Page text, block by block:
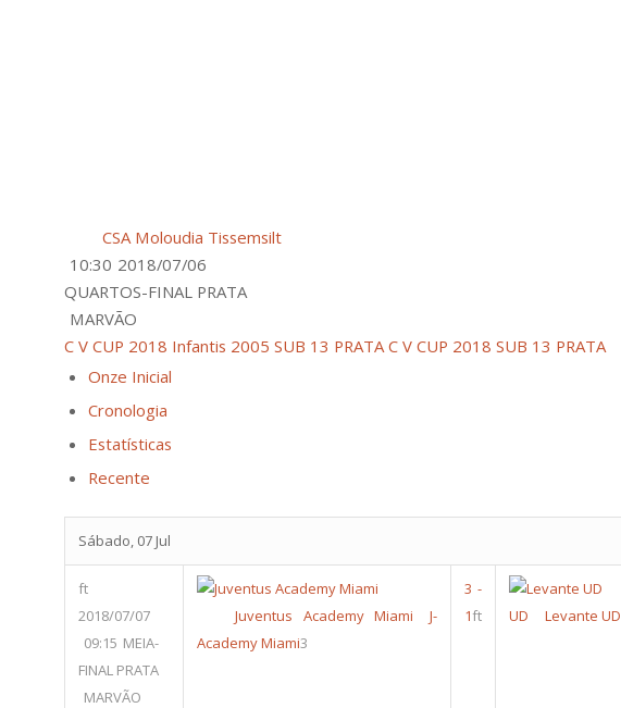
CSA Moloudia Tissemsilt
2018/07/06
10:30
QUARTOS-FINAL PRATA
MARVÃO
C V CUP 2018 Infantis 2005 SUB 13 PRATA C V CUP 2018 SUB 13 PRATA
Onze Inicial
Cronologia
Estatísticas
Recente
Sábado, 07 Jul
ft
2018/07/07
09:15 MEIA-
FINAL PRATA
MARVÃO
Juventus Academy Miami
J-
Academy Miami3
3 -
1ft
UD
Levante UD